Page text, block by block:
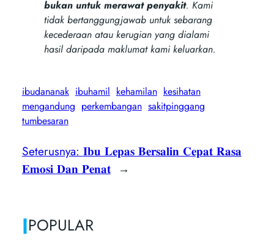
bukan untuk merawat penyakit. Kami
tidak bertanggungjawab untuk sebarang
kecederaan atau kerugian yang dialami
hasil daripada maklumat kami keluarkan.
ibudananak ibuhamil kehamilan kesihatan
mengandung perkembangan sakitpinggang
tumbesaran
Seterusnya: 𝐈𝐛𝐮 𝐋𝐞𝐩𝐚𝐬 𝐁𝐞𝐫𝐬𝐚𝐥𝐢𝐧 𝐂𝐞𝐩𝐚𝐭 𝐑𝐚𝐬𝐚
𝐄𝐦𝐨𝐬𝐢 𝐃𝐚𝐧 𝐏𝐞𝐧𝐚𝐭 →
|POPULAR